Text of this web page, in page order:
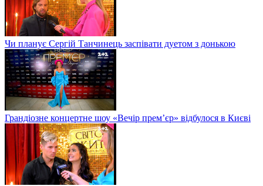
Чи планує Сергій Танчинець заспівати дуетом з донькою
Грандіозне концертне шоу «Вечір прем’єр» відбулося в Києві